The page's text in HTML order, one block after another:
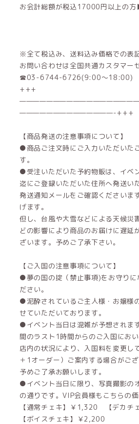
お会計総額が税込17000円以上の
※全て税込み、送料込み価格での表
お問い合わせは全国共通カスタマー
☎03-6744-6726(9:00～18:00)
+++
——————————————-+++
【商品発送の注意事項について】
●商品ご注文時にご入力いただいた
す。
●受注いただいた予約物販は、イベ
迄にご登録いただいた住所へ発送い
発送通知メールをご確認くださいま
げます。
但し、台風や大雪などによる天候災
どの影響により商品のお届けに遅延
ざいます。予めご了承下さい。
【ご入国の注意事項について】
●夢の国の掟（禁止事項)をお守りに
ださい。
●泥酔されているご主人様・お嬢様
せていただいております。
●イベント当日は混雑が予想されま
間のラスト1時間からのご入国にお
店内の状況により、入国料を変更
＋1オーダー）ご案内する場合がござ
予めご了承お願いします。
●イベント当日に限り、写真撮影の
の通りです。VIP会員様もこちらの価
【通常チェキ】￥1,320 【デカ
【ボイスチェキ】￥2,200